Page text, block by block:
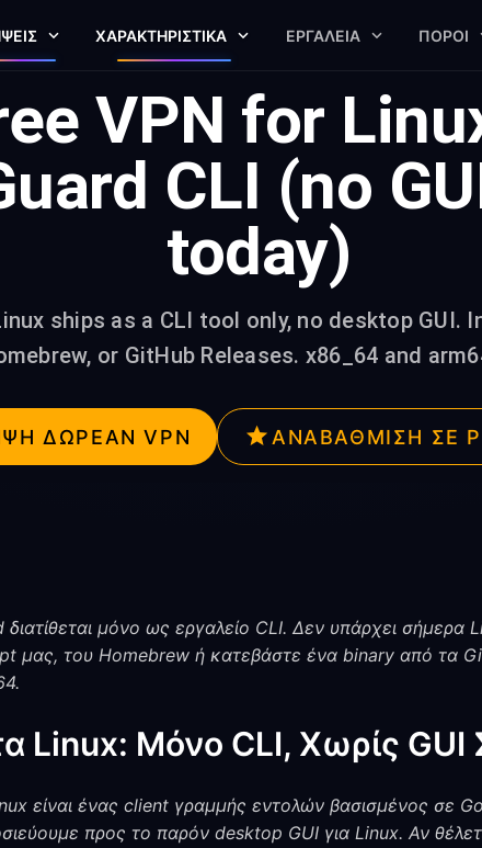
ΧΑΡΑΚΤΗΡΙΣΤΙΚΆ ΕΡΓΑΛΕΊΑ ΠΌΡΟΙ
VPN for
CLI (no
today)
ships as a CLI tool only, no desktop GUI.
or GitHub Releases. x86_64 and
ΔΩΡΕΆΝ VPN ΑΝΑΒΆΘΜΙΣΗ ΣΕ
μόνο ως εργαλείο CLI. Δεν υπάρχει σήμερα
μας, του Homebrew ή κατεβάστε ένα binary από τα
Linux: Μόνο CLI, Χωρίς GUI
είναι ένας client γραμμής εντολών βασισμένος σε
προς το παρόν desktop GUI για Linux. Αν